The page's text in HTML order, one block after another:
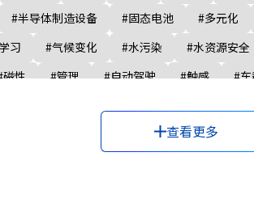
#半导体制造设备 #固态电池 #多元化
习 #气候变化 #水污染 #水资源安全
磁性 #管理 #自动驾驶 #触感 #
查看更多